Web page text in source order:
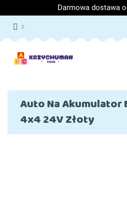
Darmowa dostawa
Auto Na Akumulator
4x4 24V Złoty